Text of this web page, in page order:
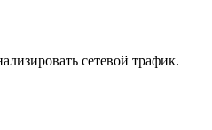
сетевой трафик.